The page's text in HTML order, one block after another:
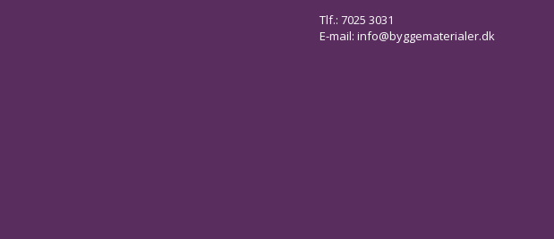
Tlf.: 7025 3031
E-mail: info@byggematerialer.dk